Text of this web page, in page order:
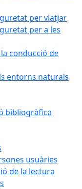
per viatjar
per a les
conducció de
entorns naturals
bibliogràfica
usuàries
de la lectura